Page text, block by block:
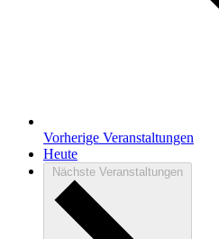
Vorherige Veranstaltungen
Heute
Nächste Veranstaltungen